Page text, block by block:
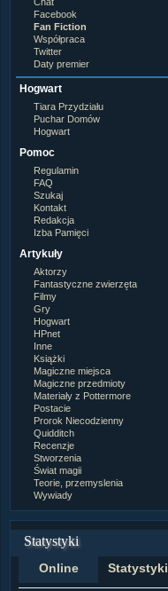
Facebook
Fan Fiction
Współpraca
Twitter
Daty premier
Hogwart
Tiara Przydziału
Puchar Domów
Hogwart
Pomoc
Regulamin
FAQ
Szukaj
Kontakt
Redakcja
Izba Pamięci
Artykuły
Aktorzy
Fantastyczne zwierzęta
Filmy
Gry
Hogwart
HPnet
Inne
Książki
Magiczne miejsca
Magiczne przedmioty
Materiały z Pottermore
Postacie
Prorok Niecodzienny
Quidditch
Recenzje
Stworzenia
Świat magii
Teorie, przemyslenia
Wywiady
Statystyki
Online Statystyki